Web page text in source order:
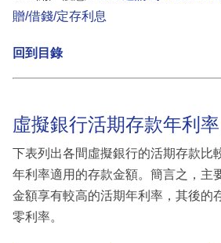
贈/借錢/定存利息
回到目錄
虛擬銀行活期存款年利
下表列出各間虛擬銀行的活期存款比
年利率適用的存款金額。簡言之，主
金額享有較高的活期年利率，其後的
零利率。